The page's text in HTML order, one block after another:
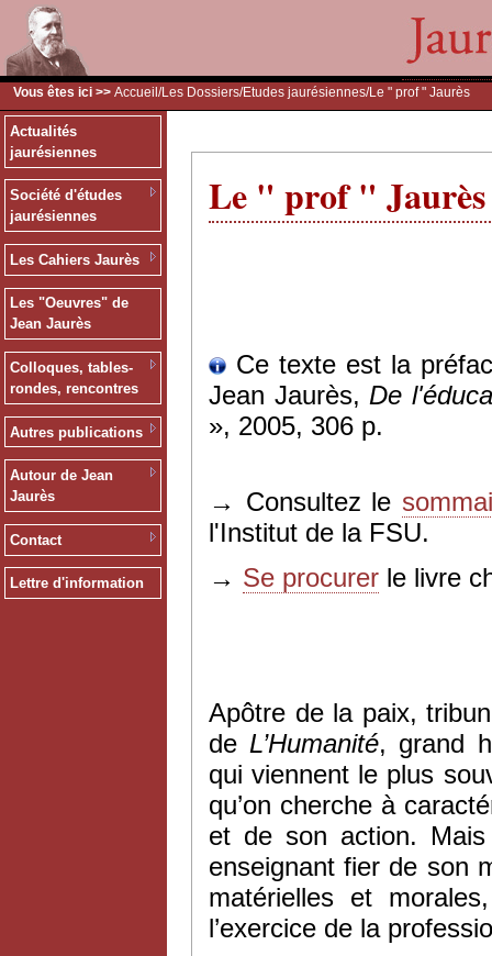
Vous êtes ici >> Accueil /Les Dossiers/Etudes jaurésiennes/Le " prof " Jaurès
Actualités
jaurésiennes
Société d'études
jaurésiennes
Les Cahiers Jaurès
Les "Oeuvres" de
Jean Jaurès
Colloques, tables-
rondes, rencontres
Autres publications
Autour de Jean
Jaurès
Contact
Lettre d'information
Le " prof " Jaurès
Ce texte est la
Jean Jaurès, De
», 2005, 306 p.
→ Consultez le
l'Institut de la FSU.
→ Se procurer le livre
Apôtre de la paix,
de L’Humanité, grand
qui viennent le plus
qu’on cherche à
et de son action.
enseignant fier de son
matérielles et
l’exercice de la